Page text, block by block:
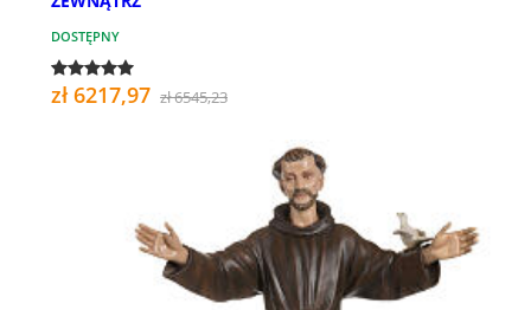
DOSTĘPNY
zł 6217,97 zł 6545,23